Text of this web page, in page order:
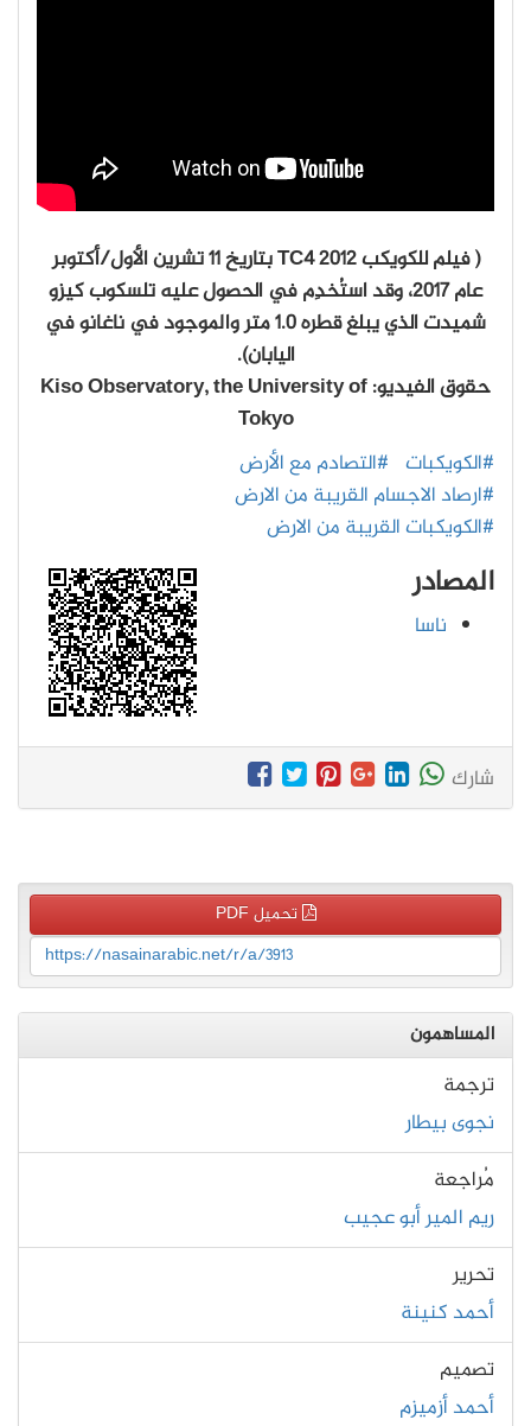
( فيلم للكويكب 2012 TC4 بتاريخ 11 تشرين الأول/أكتوبر
عام 2017، وقد استُخدِم في الحصول عليه تلسكوب كيزو
شميدت الذي يبلغ قطره 1.0 متر والموجود في ناغانو في
اليابان).
حقوق الفيديو: Kiso Observatory, the University of
Tokyo
#الكويكبات #التصادم مع الأرض
#ارصاد الاجسام القريبة من الارض
#الكويكبات القريبة من الارض
المصادر
ناسا
شارك
تحميل PDF
https://nasainarabic.net/r/a/3913
المساهمون
ترجمة
نجوى بيطار
مُراجعة
ريم المير أبو عجيب
تحرير
أحمد كنينة
تصميم
أحمد أزميزم